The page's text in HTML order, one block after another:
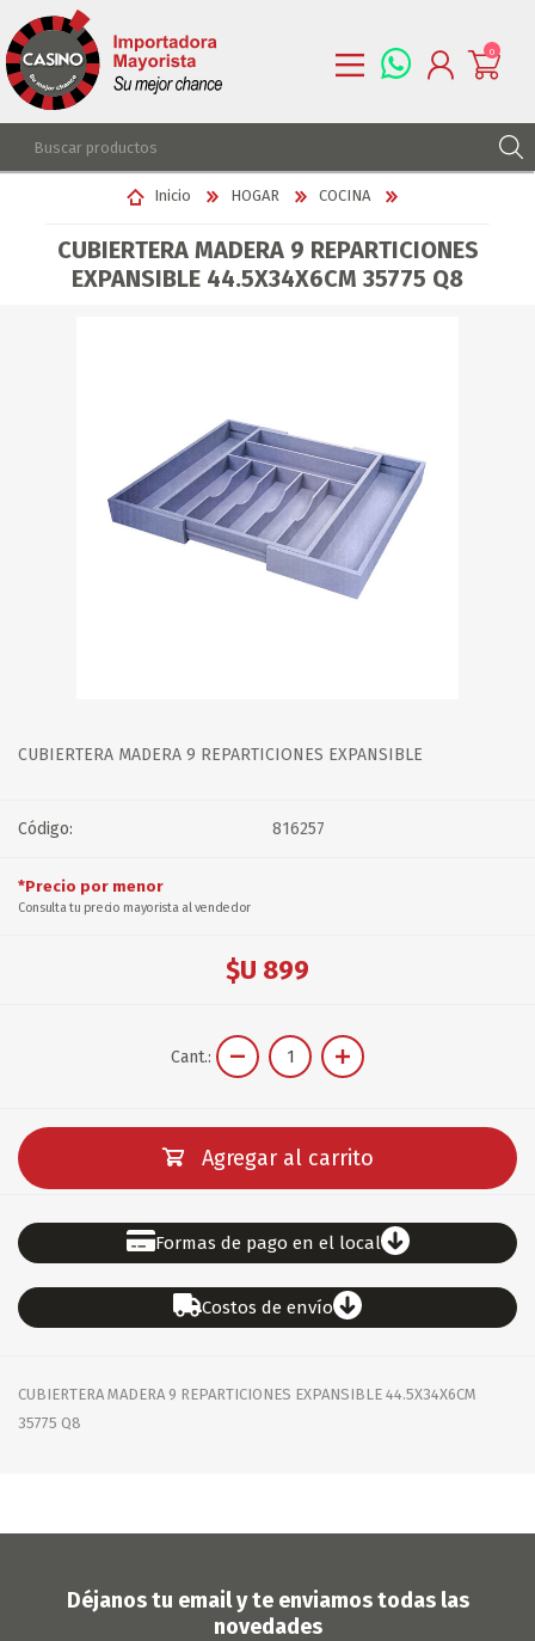
REGISTRARSE
LISTA DE DESEOS
0
Inicio HOGAR COCINA
CUBIERTERA MADERA 9 REPARTICIONES
EXPANSIBLE 44.5X34X6CM 35775 Q8
CUBIERTERA MADERA 9 REPARTICIONES EXPANSIBLE
Código: 816257
*Precio por menor
Consulta tu precio mayorista al vendedor
$U 899
Cant.:
Agregar al carrito
Formas de pago en el local
Costos de envío
CUBIERTERA MADERA 9 REPARTICIONES EXPANSIBLE 44.5X34X6CM
35775 Q8
Déjanos tu email y te enviamos todas las
novedades